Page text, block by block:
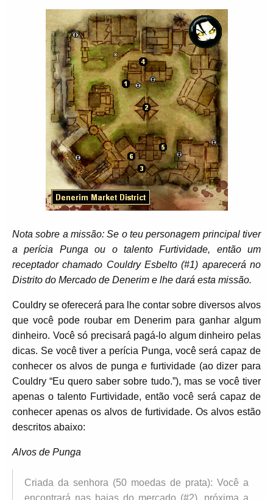
Nota sobre a missão: Se o teu personagem principal tiver
a perícia Punga ou o talento Furtividade, então um
receptador chamado Couldry Esbelto (#1) aparecerá no
Distrito do Mercado de Denerim e lhe dará esta missão.
Couldry se oferecerá para lhe contar sobre diversos alvos
que você pode roubar em Denerim para ganhar algum
dinheiro. Você só precisará pagá-lo algum dinheiro pelas
dicas. Se você tiver a perícia Punga, você será capaz de
conhecer os alvos de pungaefurtividade (ao dizer para
Couldry “Eu quero saber sobre tudo.”), mas se você tiver
apenas o talento Furtividade, então você será capaz de
conhecer apenas os alvos de furtividade. Os alvos estão
descritos abaixo:
Alvos de Punga
Criada da senhora (50 moedas de prata): Você a
encontrará nas baias do mercado (#2), próxima a